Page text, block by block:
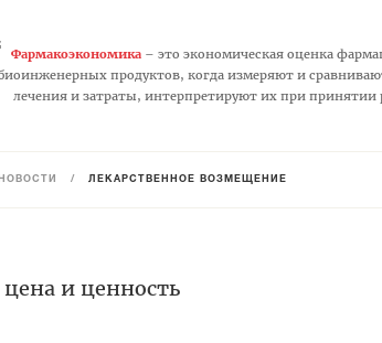
Фармакоэкономика– это экономическая оценка
продуктов, когда измеряют и
лечения и затраты, интерпретируют их при
НОВОСТИ / ЛЕКАРСТВЕННОЕ ВОЗМЕЩЕНИЕ
и ценность